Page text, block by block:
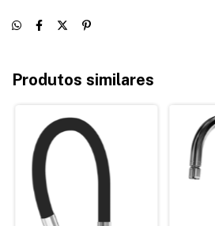
Produtos similares